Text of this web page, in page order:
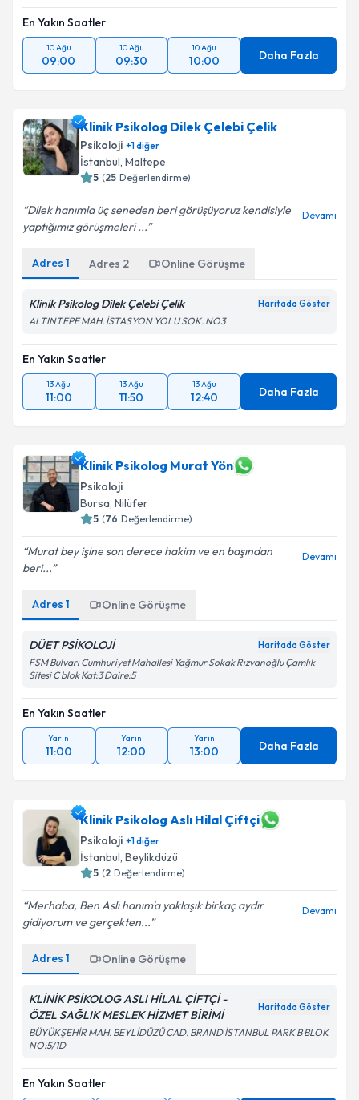
En Yakın Saatler
10 Ağu
09:00
10 Ağu
09:30
10 Ağu
10:00 Daha Fazla
Klinik Psikolog Dilek Çelebi Çelik
Psikoloji diğer
İstanbul,Maltepe
( Değerlendirme)
Dilek hanımla üç seneden beri görüşüyoruz kendisiyle
yaptığımız görüşmeleri ...
Adres 1 Adres 2 Online Görüşme
Klinik Psikolog Dilek Çelebi Çelik
En Yakın Saatler
13 Ağu
11:00
13 Ağu
11:50
13 Ağu
12:40 Daha Fazla
Klinik Psikolog Murat Yön
Psikoloji
Bursa,Nilüfer
( Değerlendirme)
Murat bey işine son derece hakim ve en başından
beri...
Adres 1 Online Görüşme
DÜET PSİKOLOJİ
FSM Bulvarı Cumhuriyet Mahallesi Yağmur Sokak Rızvanoğlu Çamlık
En Yakın Saatler
Yarın
11:00
Yarın
12:00
Yarın
13:00 Daha Fazla
Klinik Psikolog Aslı Hilal Çiftçi
Psikoloji diğer
İstanbul, Beylikdüzü
( Değerlendirme)
Merhaba, Ben Aslı hanım'a yaklaşık birkaç aydır
gidiyorum ve gerçekten...
Adres 1 Online Görüşme
KLİNİK PSİKOLOG ASLI HİLAL ÇİFTÇİ -
ÖZEL SAĞLIK MESLEK HİZMET BİRİMİ
BÜYÜKŞEHİR MAH. BEYLİDÜZÜ CAD. BRAND İSTANBUL PARK B BLOK
En Yakın Saatler